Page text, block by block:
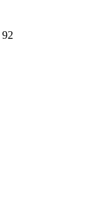
92